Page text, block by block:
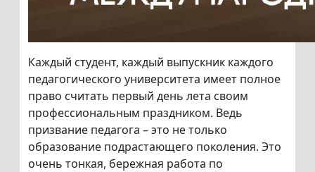
Каждый студент, каждый выпускник каждого
педагогического университета имеет полное
право считать первый день лета своим
профессиональным праздником. Ведь
призвание педагога – это не только
образование подрастающего поколения. Это
очень тонкая, бережная работа по